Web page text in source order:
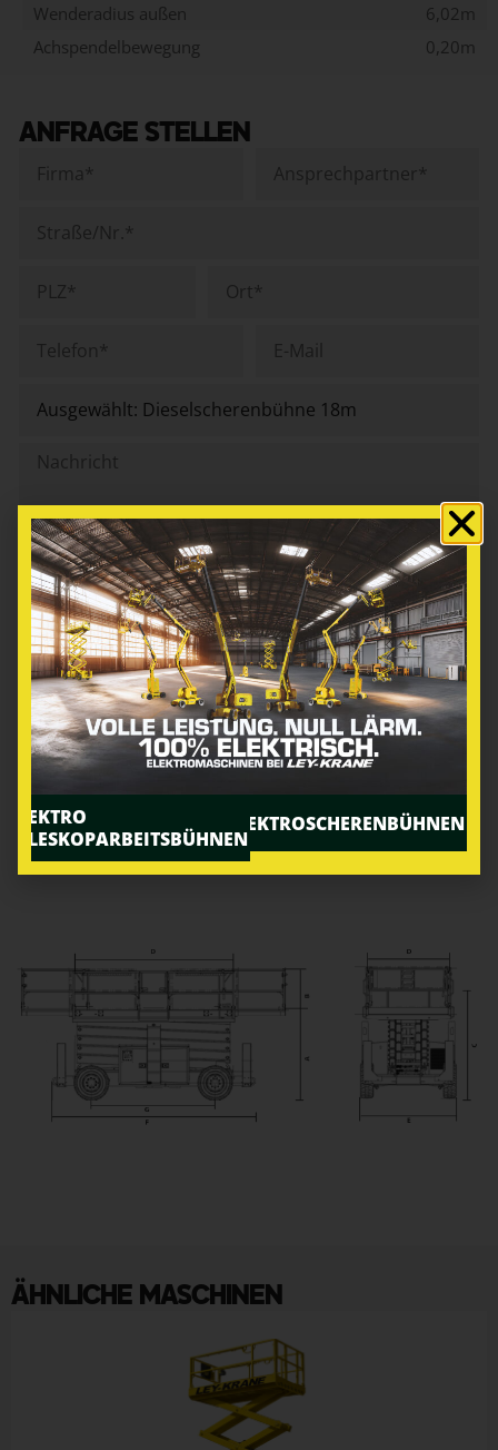
Wenderadius außen
6,02m
Achspendelbewegung
0,20m
ANFRAGE STELLEN
Ich bin einverstanden, dass die Firma Ley-Krane
GmbH & Co. KG meine Daten für eine
Kontaktaufnahme elektronisch verarbeitet. Die Daten
werden nicht an dritte weitergegeben. Weitere
Informationen und Widerrufshinweise findest du in
derDatenschutzbestimmung..
SENDEN
ÄHNLICHE MASCHINEN
ELEKTRO
TELESKOPARBEITSBÜHNEN
ELEKTROSCHERENBÜHNEN